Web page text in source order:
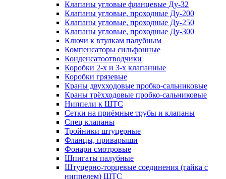
Клапаны угловые фланцевые Ду-32
Клапаны угловые, проходные Ду-200
Клапаны угловые, проходные Ду-250
Клапаны угловые, проходные Ду-300
Ключи к втулкам палубным
Компенсаторы сильфонные
Конденсатоотводчики
Коробки 2-х и 3-х клапанные
Коробки грязевые
Краны двухходовые пробко-сальниковые
Краны трёхходовые пробко-сальниковые
Ниппели к ШТС
Сетки на приёмные трубы и клапаны
Спец клапаны
Тройники штуцерные
Фланцы, приварыши
Фонари смотровые
Шпигаты палубные
Штуцерно-торцевые соединения (гайка с
ниппелем) ШТС